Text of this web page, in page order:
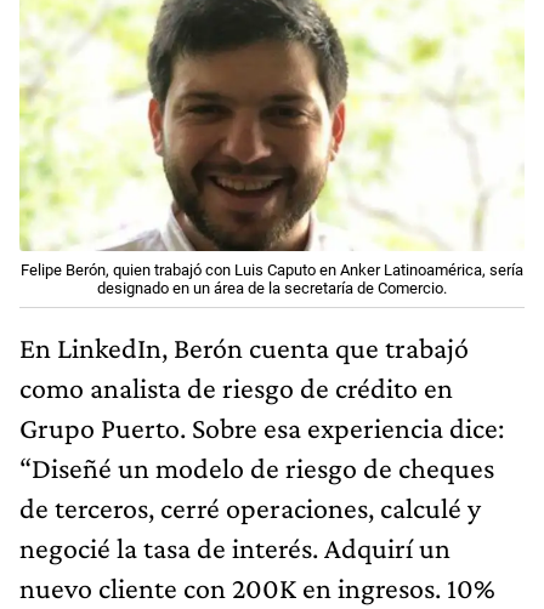
Felipe Berón, quien trabajó con Luis Caputo en Anker Latinoamérica, sería
designado en un área de la secretaría de Comercio.
En LinkedIn, Berón cuenta que trabajó
como analista de riesgo de crédito en
Grupo Puerto. Sobre esa experiencia dice:
“Diseñé un modelo de riesgo de cheques
de terceros, cerré operaciones, calculé y
negocié la tasa de interés. Adquirí un
nuevo cliente con 200K en ingresos. 10%